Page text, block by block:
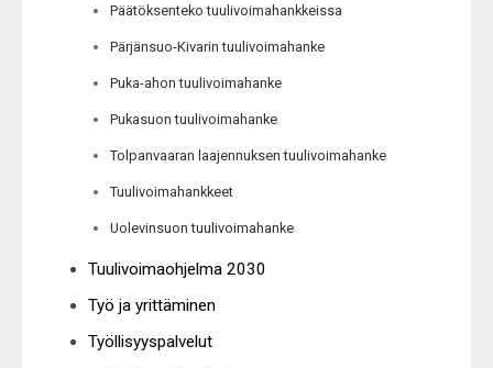
Päätöksenteko tuulivoimahankkeissa
Pärjänsuo-Kivarin tuulivoimahanke
Puka-ahon tuulivoimahanke
Pukasuon tuulivoimahanke
Tolpanvaaran laajennuksen tuulivoimahanke
Tuulivoimahankkeet
Uolevinsuon tuulivoimahanke
Tuulivoimaohjelma 2030
Työ ja yrittäminen
Työllisyyspalvelut